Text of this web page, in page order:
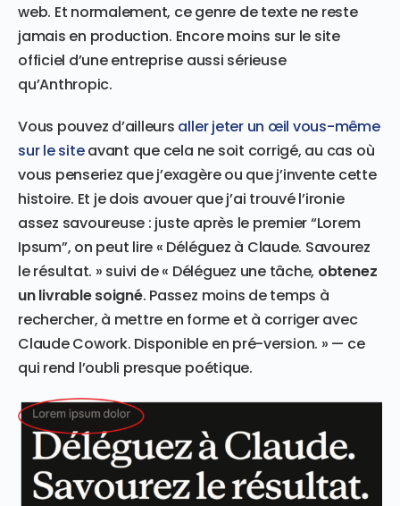
web. Et normalement, ce genre de texte ne reste
jamais en production. Encore moins sur le site
officiel d’une entreprise aussi sérieuse
qu’Anthropic.
Vous pouvez d’ailleurs aller jeter un œil vous-même
sur le siteavant que cela ne soit corrigé, au cas où
vous penseriez que j’exagère ou que j’invente cette
histoire. Et je dois avouer que j’ai trouvé l’ironie
assez savoureuse : juste après le premier “Lorem
Ipsum”, on peut lire « Déléguez à Claude. Savourez
le résultat. » suivi de « Déléguez une tâche, obtenez
un livrable soigné. Passez moins de temps à
rechercher, à mettre en forme et à corriger avec
Claude Cowork. Disponible en pré-version. » — ce
qui rend l’oubli presque poétique.